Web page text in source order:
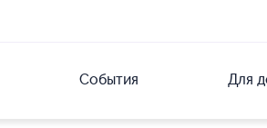
События Для